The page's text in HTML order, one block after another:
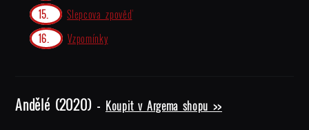
Slepcova zpověď
Vzpomínky
Andělé (2020) - Koupit v Argema shopu >>